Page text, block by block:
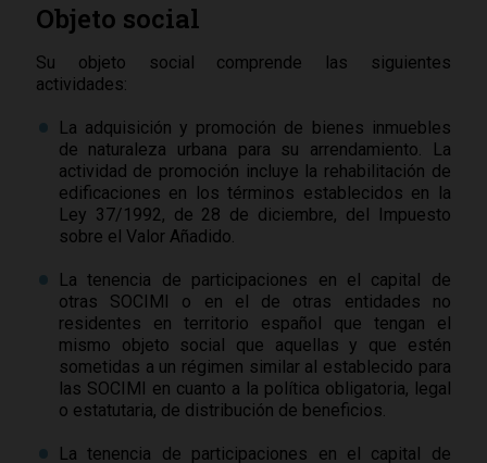
Objeto social
Su objeto social comprende las siguientes
actividades:
La adquisición y promoción de bienes inmuebles
de naturaleza urbana para su arrendamiento. La
actividad de promoción incluye la rehabilitación de
edificaciones en los términos establecidos en la
Ley 37/1992, de 28 de diciembre, del Impuesto
sobre el Valor Añadido.
La tenencia de participaciones en el capital de
otras SOCIMI o en el de otras entidades no
residentes en territorio español que tengan el
mismo objeto social que aquellas y que estén
sometidas a un régimen similar al establecido para
las SOCIMI en cuanto a la política obligatoria, legal
o estatutaria, de distribución de beneficios.
La tenencia de participaciones en el capital de